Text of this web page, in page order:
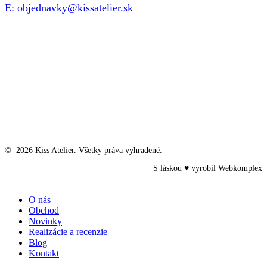
E: objednavky@kissatelier.sk
© 2026 Kiss Atelier. Všetky práva vyhradené.
S láskou ♥ vyrobil Webkomplex
Close
Menu
O nás
Obchod
Novinky
Realizácie a recenzie
Blog
Kontakt